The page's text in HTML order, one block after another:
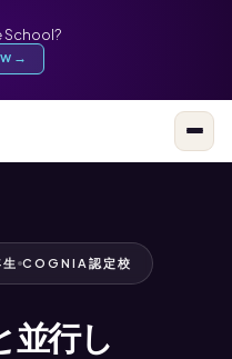
School?
→
COGNIA認定校
並行し